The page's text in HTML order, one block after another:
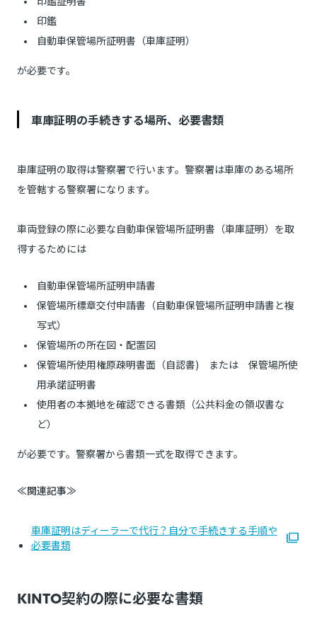
印鑑
自動車保管場所証明書（車庫証明）
が必要です。
車庫証明の手続きする場所、必要書類
車庫証明の取得は警察署で行います。警察署は車庫のある場所
を管轄する警察署になります。
車両登録の際に必要な自動車保管場所証明書（車庫証明）を取
得するためには
自動車保管場所証明申請書
保管場所標章交付申請書（自動車保管場所証明申請書と複
写式）
保管場所の所在図・配置図
保管場所使用権原疎明書面（自認書) または 保管場所使
用承諾証明書
使用者の本拠地を確認できる書類（公共料金の領収書な
ど）
が必要です。警察署から書類一式を取得できます。
≪関連記事≫
車庫証明はディーラーで代行？自分で手続きする手順や
必要書類
KINTO契約の際に必要な書類